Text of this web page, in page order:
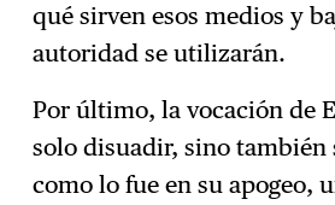
qué sirven esos medios y
autoridad se utilizarán.
Por último, la vocación de
solo disuadir, sino también
como lo fue en su apogeo,